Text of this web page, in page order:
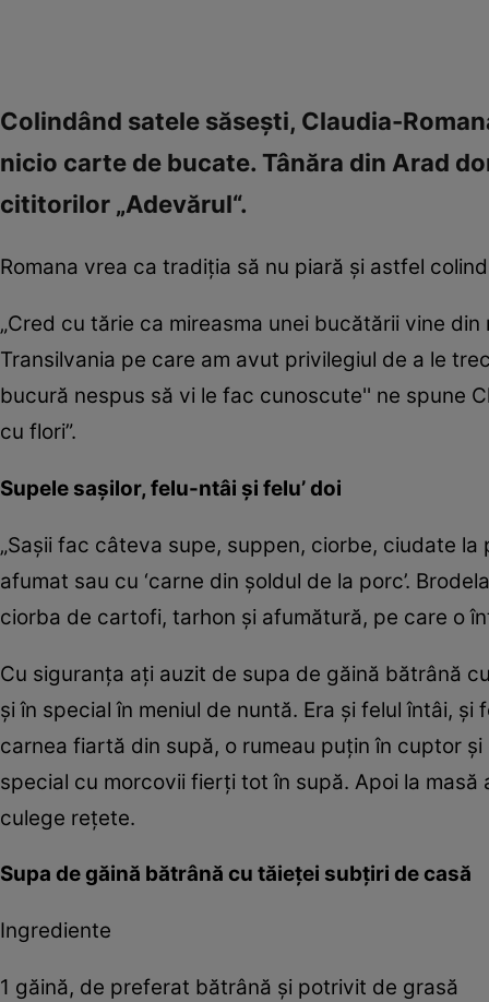
Colindând satele săseşti, Claudia-
nicio carte de bucate. Tânăra din Arad
cititorilor „Adevărul“.
Romana vrea ca tradiţia să nu piară şi astfel
„Cred cu tărie ca mireasma unei bucătării vine
Transilvania pe care am avut privilegiul de a le
bucură nespus să vi le fac cunoscute'' ne spune
cu flori”.
Supele saşilor, felu-ntâi şi felu’ doi
„Saşii fac câteva supe, suppen, ciorbe, ciudate
afumat sau cu ‘carne din şoldul de la porc’.
ciorba de cartofi, tarhon şi afumătură, pe care o
Cu siguranţa aţi auzit de supa de găină bătrână
şi în special în meniul de nuntă. Era şi felul întâi,
carnea fiartă din supă, o rumeau puţin în cuptor
special cu morcovii fierţi tot în supă. Apoi la
culege reţete.
Supa de găină bătrână cu tăieţei subţiri de casă
Ingrediente
1 găină, de preferat bătrână şi potrivit de grasă